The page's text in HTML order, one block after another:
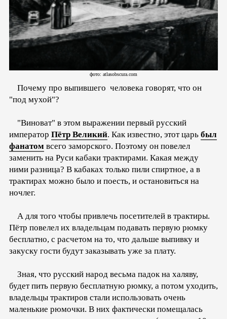
фото: atlasobscura.com
Почему про выпившего человека говорят, что он
"под мухой"?
"Виноват" в этом выражении первый русский
император Пётр Великий. Как известно, этот царь был
фанатом всего заморского. Поэтому он повелел
заменить на Руси кабаки трактирами. Какая между
ними разница? В кабаках только пили спиртное, а в
трактирах можно было и поесть, и остановиться на
ночлег.
А для того чтобы привлечь посетителей в трактиры.
Пётр повелел их владельцам подавать первую рюмку
бесплатно, с расчетом на то, что дальше выпивку и
закуску гости будут заказывать уже за плату.
Зная, что русский народ весьма падок на халяву,
будет пить первую бесплатную рюмку, а потом уходить,
владельцы трактиров стали использовать очень
маленькие рюмочки. В них фактически помещалась